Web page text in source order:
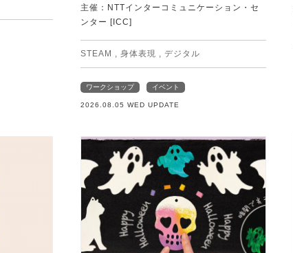
主催：NTTインターコミュニケーション・セ
ンター [ICC]
STEAM , 身体表現 , デジタル
ワークショップ イベント
2026.08.05 WED UPDATE